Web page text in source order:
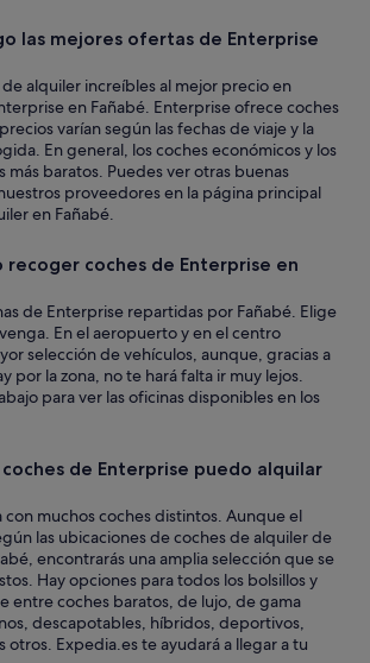
las mejores ofertas de Enterprise
alquiler increíbles al mejor precio en
en Fañabé. Enterprise ofrece coches
varían según las fechas de viaje y la
En general, los coches económicos y los
más baratos. Puedes ver otras buenas
proveedores en la página principal
en Fañabé.
recoger coches de Enterprise en
de Enterprise repartidas por Fañabé. Elige
En el aeropuerto y en el centro
selección de vehículos, aunque, gracias a
por la zona, no te hará falta ir muy lejos.
para ver las oficinas disponibles en los
de Enterprise puedo alquilar
muchos coches distintos. Aunque el
las ubicaciones de coches de alquiler de
encontrarás una amplia selección que se
Hay opciones para todos los bolsillos y
entre coches baratos, de lujo, de gama
descapotables, híbridos, deportivos,
otros. Expedia.es te ayudará a llegar a tu